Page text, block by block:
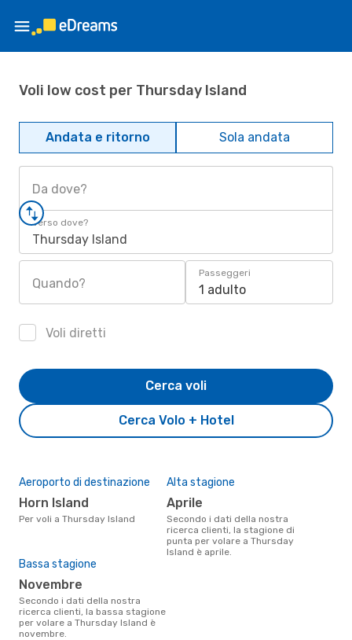
Voli low cost per Thursday Island
Andata e ritorno Sola andata
Da dove?
Verso dove?
Thursday Island
Quando?
Passeggeri
1 adulto
Voli diretti
Cerca Volo + Hotel
Cerca voli
Aeroporto di destinazione
Horn Island
Per voli a Thursday Island
Alta stagione
aprile
Secondo i dati della nostra
ricerca clienti, la stagione di
punta per volare a Thursday
Island è aprile.
Bassa stagione
novembre
Secondo i dati della nostra
ricerca clienti, la bassa stagione
per volare a Thursday Island è
novembre.